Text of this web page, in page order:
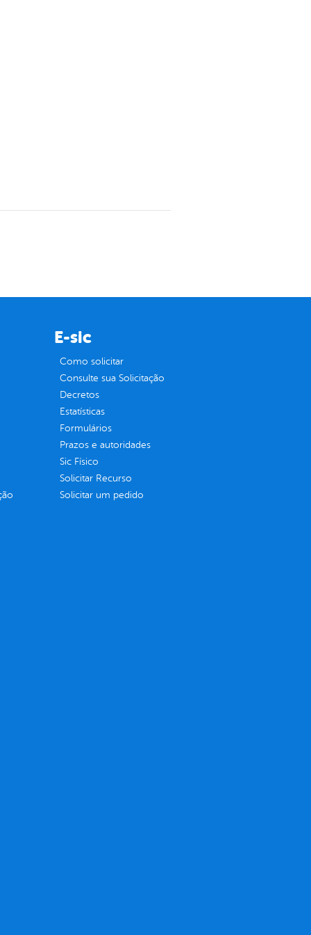
E-sic
Como solicitar
Consulte sua Solicitação
Decretos
Estatísticas
Formulários
Prazos e autoridades
Sic Físico
Solicitar Recurso
Solicitar um pedido